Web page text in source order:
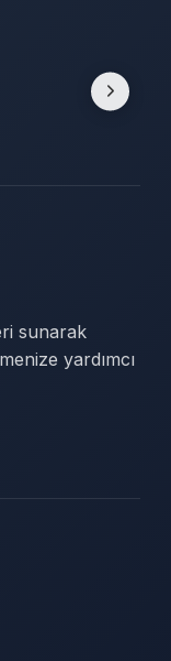
sunarak
yardımcı